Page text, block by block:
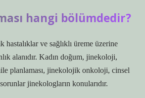
hangi bölümdedir?
ve sağlıklı üreme üzerine
alanıdır. Kadın doğum, jinekoloji,
planlaması, jinekolojik onkoloji, cinsel
jinekologların konularıdır.